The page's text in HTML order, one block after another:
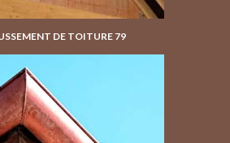
DE TOITURE 79